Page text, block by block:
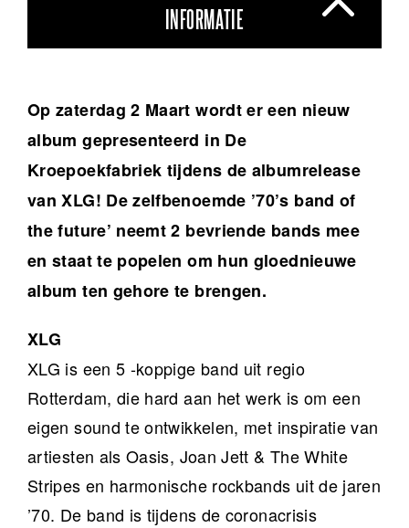
INFORMATIE
Op zaterdag 2 Maart wordt er een nieuw
album gepresenteerd in De
Kroepoekfabriek tijdens de albumrelease
van XLG! De zelfbenoemde ’70’s band of
the future’ neemt 2 bevriende bands mee
en staat te popelen om hun gloednieuwe
album ten gehore te brengen.
XLG
XLG is een 5 -koppige band uit regio
Rotterdam, die hard aan het werk is om een
eigen sound te ontwikkelen, met inspiratie van
artiesten als Oasis, Joan Jett & The White
Stripes en harmonische rockbands uit de jaren
’70. De band is tijdens de coronacrisis